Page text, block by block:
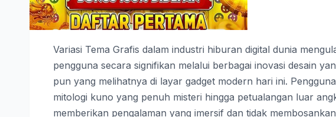
Variasi Tema Grafis dalam industri hiburan digital dunia
pengguna secara signifikan melalui berbagai inovasi desain
pun yang melihatnya di layar gadget modern hari ini.
mitologi kuno yang penuh misteri hingga petualangan luar
memberikan pengalaman yang imersif dan tidak